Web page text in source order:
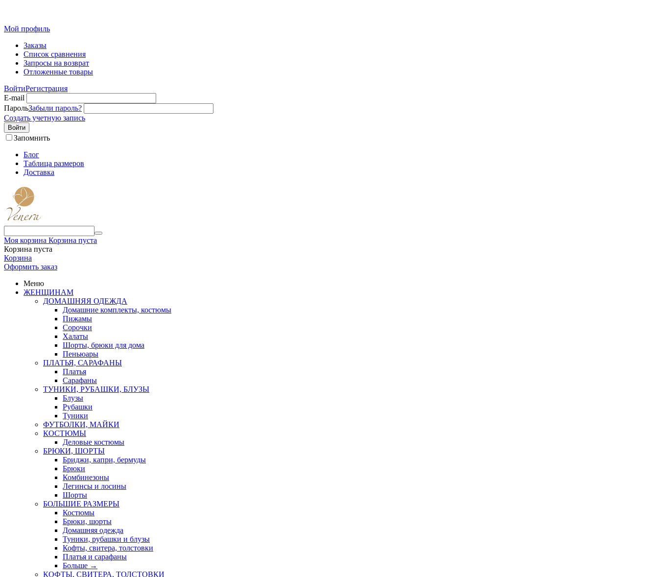
Мой профиль
Заказы
Список сравнения
Запросы на возврат
Отложенные товары
ВойтиРегистрация
E-mail
ПарольЗабыли пароль?
Создать учетную запись
Войти
Запомнить
Блог
Таблица размеров
Доставка
Моя корзина Корзина пуста
Корзина пуста
Корзина
Оформить заказ
Меню
ЖЕНЩИНАМ
ДОМАШНЯЯ ОДЕЖДА
Домашние комплекты, костюмы
Пижамы
Сорочки
Халаты
Шорты, брюки для дома
Пеньюары
ПЛАТЬЯ, САРАФАНЫ
Платья
Сарафаны
ТУНИКИ, РУБАШКИ, БЛУЗЫ
Блузы
Рубашки
Туники
ФУТБОЛКИ, МАЙКИ
КОСТЮМЫ
Деловые костюмы
БРЮКИ, ШОРТЫ
Бриджи, капри, бермуды
Брюки
Комбинезоны
Легинсы и лосины
Шорты
БОЛЬШИЕ РАЗМЕРЫ
Костюмы
Брюки, шорты
Домашняя одежда
Туники, рубашки и блузы
Кофты, свитера, толстовки
Платья и сарафаны
Больше →
КОФТЫ, СВИТЕРА, ТОЛСТОВКИ